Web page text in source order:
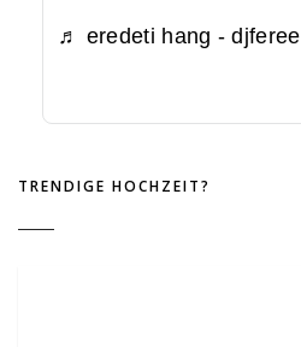
♬ eredeti hang - djferee
TRENDIGE HOCHZEIT?